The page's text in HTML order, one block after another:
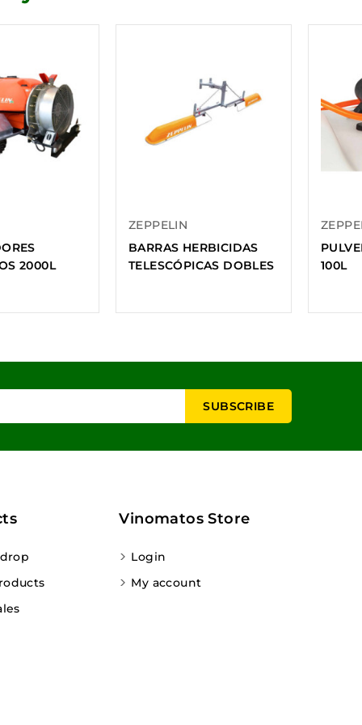
2000L
ZEPPELIN
BARRAS HERBICIDAS
TELESCÓPICAS DOBLES
100L
Vinomatos Store
Login
My account